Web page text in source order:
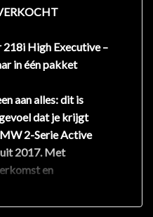
High Executive –
in één pakket
aan alles: dit is
dat je krijgt
2-Serie Active
2017. Met
en
km, merk je direct
Bovendien is